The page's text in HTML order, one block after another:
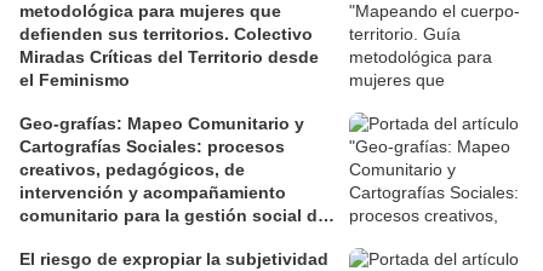
metodológica para mujeres que
defienden sus territorios. Colectivo
Miradas Críticas del Territorio desde
el Feminismo
Geo-grafías: Mapeo Comunitario y
Cartografías Sociales: procesos
creativos, pedagógicos, de
intervención y acompañamiento
comunitario para la gestión social de
El riesgo de expropiar la subjetividad